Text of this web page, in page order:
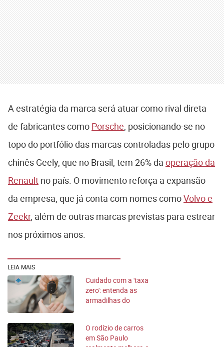
A estratégia da marca será atuar como rival direta
de fabricantes como Porsche , posicionando-se no
topo do portfólio das marcas controladas pelo grupo
chinês Geely, que no Brasil, tem 26% da operação da
Renault no país. O movimento reforça a expansão
da empresa, que já conta com nomes comoVolvo e
Zeekr, além de outras marcas previstas para estrear
nos próximos anos.
LEIA MAIS
Cuidado com a 'taxa
zero': entenda as
armadilhas do
O rodízio de carros
em São Paulo